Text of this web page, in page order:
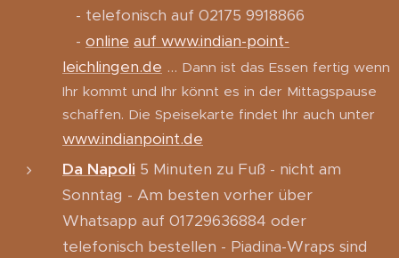
- telefonisch auf 02175 9918866
- online auf www.indian-point-
leichlingen.de ... Dann ist das Essen fertig wenn
Ihr kommt und Ihr könnt es in der Mittagspause
schaffen. Die Speisekarte findet Ihr auch unter
www.indianpoint.de
Da Napoli 5 Minuten zu Fuß - nicht am
Sonntag - Am besten vorher über
Whatsapp auf 01729636884 oder
telefonisch bestellen - Piadina-Wraps sind